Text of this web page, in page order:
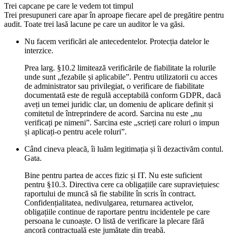
Trei capcane pe care le vedem tot timpul
Trei presupuneri care apar în aproape fiecare apel de pregătire pentru
audit. Toate trei lasă lacune pe care un auditor le va găsi.
Nu facem verificări ale antecedentelor. Protecția datelor le
interzice.
Prea larg. §10.2 limitează verificările de fiabilitate la rolurile
unde sunt „fezabile și aplicabile”. Pentru utilizatorii cu acces
de administrator sau privilegiat, o verificare de fiabilitate
documentată este de regulă acceptabilă conform GDPR, dacă
aveți un temei juridic clar, un domeniu de aplicare definit și
comitetul de întreprindere de acord. Sarcina nu este „nu
verificați pe nimeni”. Sarcina este „scrieți care roluri o impun
și aplicați-o pentru acele roluri”.
Când cineva pleacă, îi luăm legitimația și îi dezactivăm contul.
Gata.
Bine pentru partea de acces fizic și IT. Nu este suficient
pentru §10.3. Directiva cere ca obligațiile care supraviețuiesc
raportului de muncă să fie stabilite în scris în contract.
Confidențialitatea, nedivulgarea, returnarea activelor,
obligațiile continue de raportare pentru incidentele pe care
persoana le cunoaște. O listă de verificare la plecare fără
ancoră contractuală este jumătate din treabă.